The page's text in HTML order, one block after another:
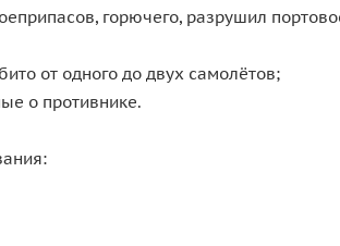
горючего, разрушил
от одного до двух самолётов;
о противнике.